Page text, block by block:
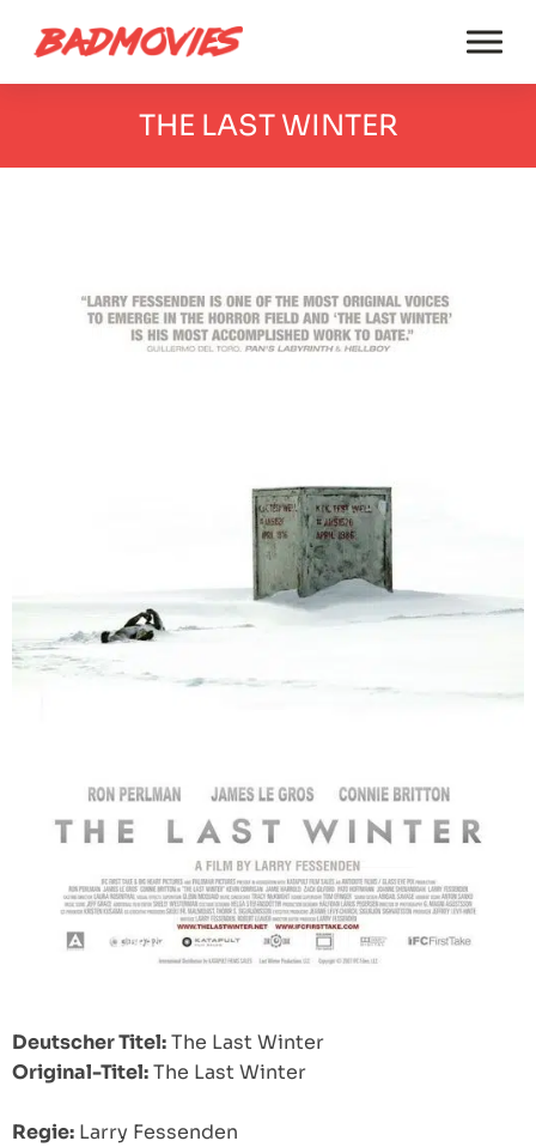
THE LAST WINTER
Deutscher Titel:The Last Winter
Original-Titel:The Last Winter
Regie: Larry Fessenden